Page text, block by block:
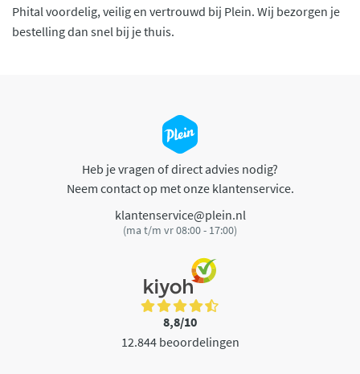
Phital voordelig, veilig en vertrouwd bij Plein. Wij bezorgen je
bestelling dan snel bij je thuis.
Heb je vragen of direct advies nodig?
Neem contact op met onze klantenservice.
klantenservice@plein.nl
(ma t/m vr 08:00 - 17:00)
8,8/10
12.844 beoordelingen